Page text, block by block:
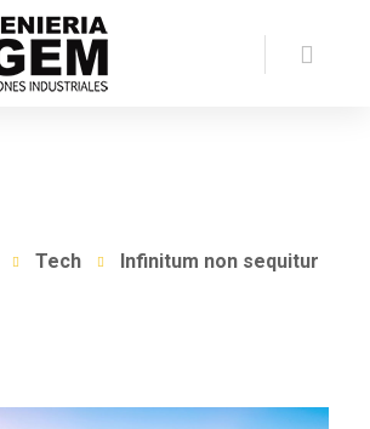
Tech
Infinitum non sequitur